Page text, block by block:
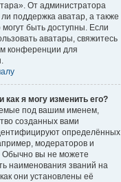
От администратора
поддержка аватар, а также
быть доступны. Если
аватары, свяжитесь
конференции для
как я могу изменить его?
под вашим именем,
созданных вами
определённых
модераторов и
Обычно вы не можете
наименования званий на
они установлены её